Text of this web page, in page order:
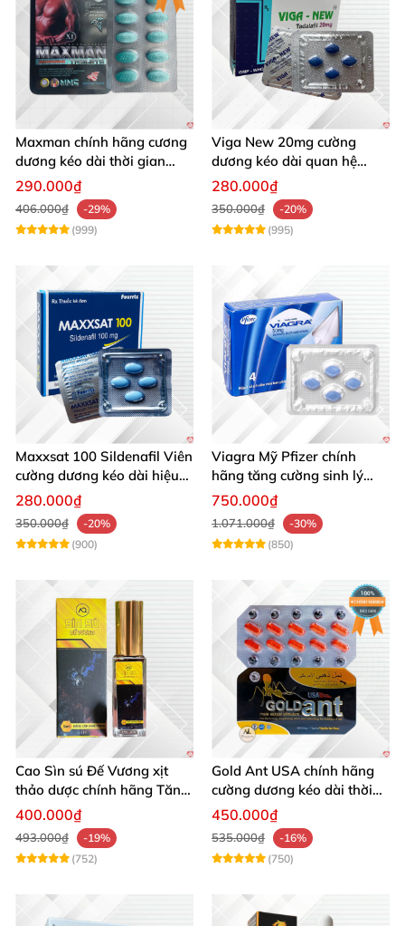
Maxman chính hãng cương
dương kéo dài thời gian
chống xuất tinh sớm hộp 10
290.000₫
406.000₫
-29%
(999)
Viga New 20mg cường
dương kéo dài quan hệ
chống xuất tinh sớm hộp 4
280.000₫
350.000₫
-20%
(995)
Maxxsat 100 Sildenafil Viên
cường dương kéo dài hiệu
quả nam giới
280.000₫
350.000₫
-20%
(900)
Viagra Mỹ Pfizer chính
hãng tăng cường sinh lý
nam, kéo dài hiệu quả
750.000₫
1.071.000₫
-30%
(850)
Cao Sìn sú Đế Vương xịt
thảo dược chính hãng Tăng
cường sinh lực tốt
400.000₫
493.000₫
-19%
(752)
Gold Ant USA chính hãng
cường dương kéo dài thời
gian - Kiến Vàng Đen Tây
450.000₫
535.000₫
-16%
(750)